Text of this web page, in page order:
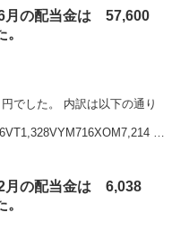
月の配当金は 57,600
。
は以下の通り
米
月の配当金は 6,038
。